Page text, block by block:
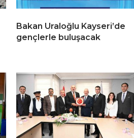
Bakan Uraloğlu Kayseri’de
gençlerle buluşacak